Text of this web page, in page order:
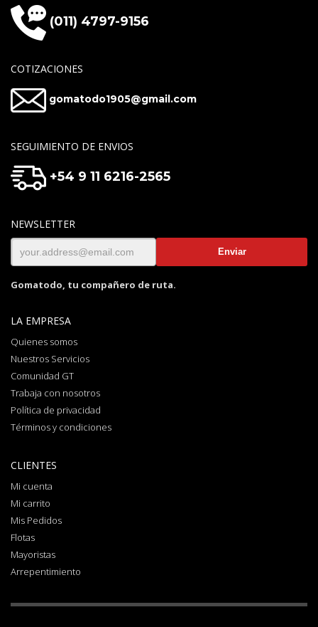
(011) 4797-9156
COTIZACIONES
gomatodo1905@gmail.com
SEGUIMIENTO DE ENVIOS
+54 9 11 6216-2565
NEWSLETTER
Gomatodo, tu compañero de ruta.
LA EMPRESA
Quienes somos
Nuestros Servicios
Comunidad GT
Trabaja con nosotros
Política de privacidad
Términos y condiciones
CLIENTES
Mi cuenta
Mi carrito
Mis Pedidos
Flotas
Mayoristas
Arrepentimiento